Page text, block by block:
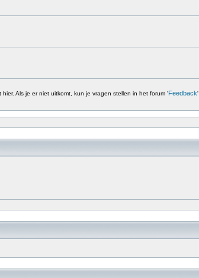
Als je er niet uitkomt, kun je vragen stellen in het forum 'Feedback'.